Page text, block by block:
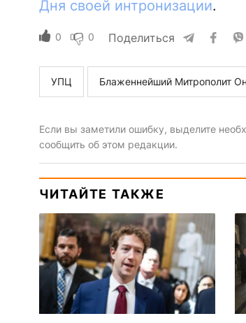
Дня своей интронизации.
0 0 Поделиться
УПЦ Блаженнейший Митрополит
Если вы заметили ошибку, выделите
сообщить об этом редакции.
ЧИТАЙТЕ ТАКЖЕ